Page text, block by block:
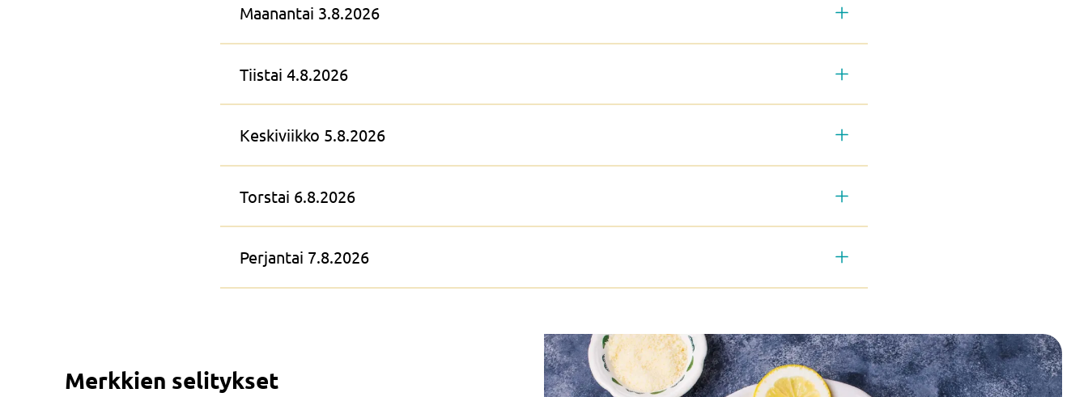
Maanantai 3.8.2026
Tiistai 4.8.2026
Keskiviikko 5.8.2026
Torstai 6.8.2026
Perjantai 7.8.2026
Merkkien selitykset